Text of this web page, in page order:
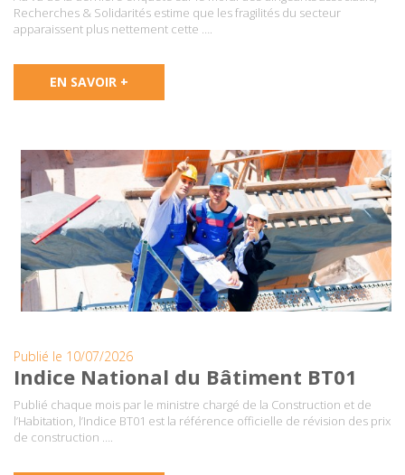
Recherches & Solidarités estime que les fragilités du secteur
apparaissent plus nettement cette ….
EN SAVOIR +
Publié le 10/07/2026
Indice National du Bâtiment BT01
Publié chaque mois par le ministre chargé de la Construction et de
l’Habitation, l’Indice BT01 est la référence officielle de révision des prix
de construction ….